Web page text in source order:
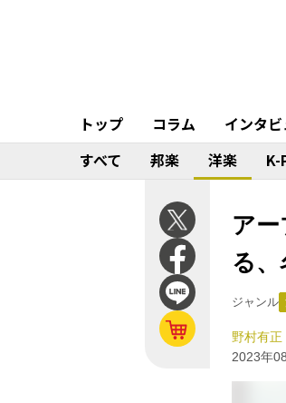
トップ コラム インタビ
すべて
邦楽 洋楽 K-
ア
る
ジャンル
野村有正
2023年